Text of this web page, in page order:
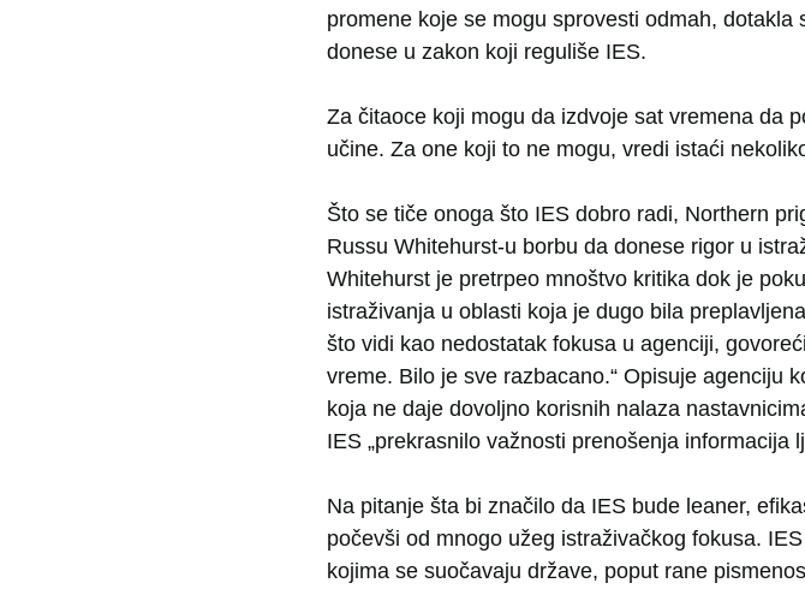
promene koje se mogu sprovesti odmah,
donese u zakon koji reguliše IES.
Za čitaoce koji mogu da izdvoje sat vremena da
učine. Za one koji to ne mogu, vredi istaći
Što se tiče onoga što IES dobro radi, Northern
Russu Whitehurst-u borbu da donese rigor u
Whitehurst je pretrpeo mnoštvo kritika dok je
istraživanja u oblasti koja je dugo bila
što vidi kao nedostatak fokusa u agenciji,
vreme. Bilo je sve razbacano.“ Opisuje agenciju
koja ne daje dovoljno korisnih nalaza
IES „prekrasnilo važnosti prenošenja informacija
Na pitanje šta bi značilo da IES bude leaner,
počevši od mnogo užeg istraživačkog fokusa.
kojima se suočavaju države, poput rane